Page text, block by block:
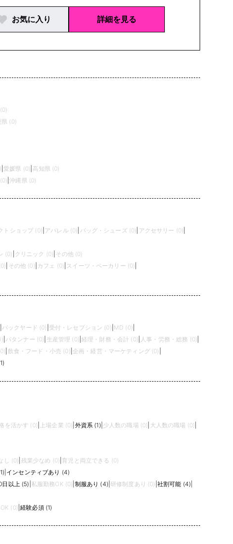
お気に入り 詳細を見る
県 (0)
|愛媛県 (0) 高知県 (0)
|沖縄県 (0)
トショップ (0) アパレル (0) バッグ・シューズ (0) アクセサリー (0)
(0) クリニック (0) その他 (0)
その他 (0) カフェ (0) スイーツ・ベーカリー (0)
バックヤード (0) 受付・レセプション (0) MD (0)
パタンナー (0) 生産管理 (0) |経理・財務・会計 (0) 人事・労務・総務 (0)
飲食・フード・小売 (0) 企画・経営・マーケティング (0)
を活かす (0) 上場企業 (0) 外資系 (1) 少人数の職場 (0) 大人数の職場 (0)
し (0) 残業少なめ (0) 育児と両立できる (0)
インセンティブあり (4)
日以上 (5) 私服勤務OK (0) 制服あり (4) 研修制度あり (0) 社割可能 (4)
OK (0) |経験必須 (1)